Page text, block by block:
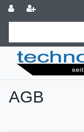
AGB